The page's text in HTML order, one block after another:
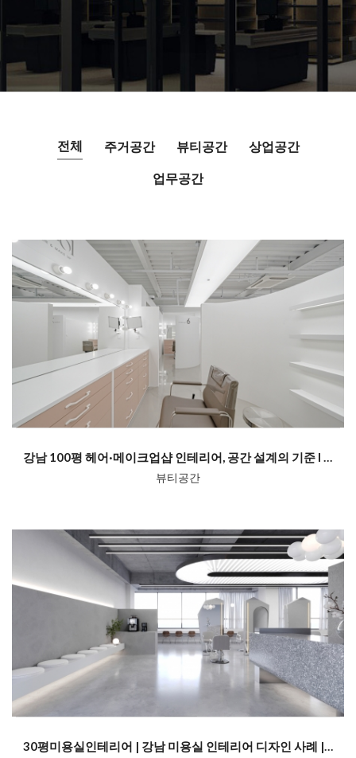
전체 주거공간 뷰티공간 상업공간
업무공간
뷰티공간
30평미용실인테리어 | 강남 미용실 인테리어 디자인 사례 | 미다스인테리...